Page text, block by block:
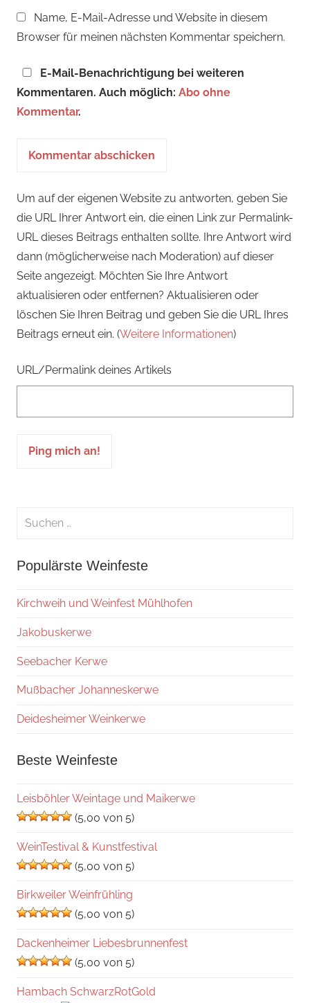
Name, E-Mail-Adresse und Website in diesem
Browser für meinen nächsten Kommentar speichern.
E-Mail-Benachrichtigung bei weiteren
Kommentaren. Auch möglich: Abo ohne
Kommentar.
Um auf der eigenen Website zu antworten, geben Sie
die URL Ihrer Antwort ein, die einen Link zur Permalink-
URL dieses Beitrags enthalten sollte. Ihre Antwort wird
dann (möglicherweise nach Moderation) auf dieser
Seite angezeigt. Möchten Sie Ihre Antwort
aktualisieren oder entfernen? Aktualisieren oder
löschen Sie Ihren Beitrag und geben Sie die URL Ihres
Beitrags erneut ein. (Weitere Informationen)
URL/Permalink deines Artikels
Suchen
Populärste Weinfeste
Kirchweih und Weinfest Mühlhofen
Jakobuskerwe
Seebacher Kerwe
Mußbacher Johanneskerwe
Deidesheimer Weinkerwe
Beste Weinfeste
Leisböhler Weintage und Maikerwe
(5,00 von 5)
WeinTestival & Kunstfestival
(5,00 von 5)
Birkweiler Weinfrühling
(5,00 von 5)
Dackenheimer Liebesbrunnenfest
(5,00 von 5)
Hambach SchwarzRotGold